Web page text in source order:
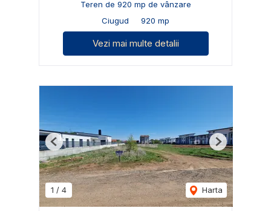
Teren de 920 mp de vânzare
Ciugud
920 mp
Vezi mai multe detalii
1 / 4 Harta
Previous Next